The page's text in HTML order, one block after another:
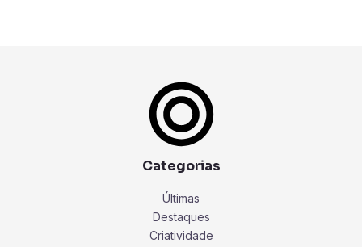
Categorias
Últimas
Destaques
Criatividade